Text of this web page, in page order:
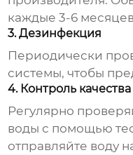
каждые 3-6
3. Дезинфекция
Периодически
системы, чтобы
4. Контроль
Регулярно
воды с помощью
отправляйте воду